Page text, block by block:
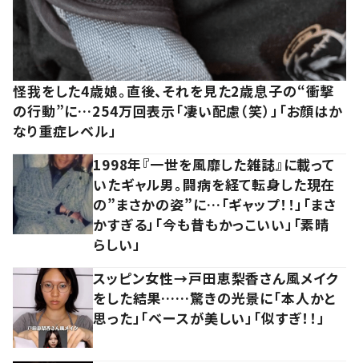
怪我をした4歳娘。直後、それを見た2歳息子の“衝撃
の行動”に…254万回表示「凄い配慮（笑）」「お顔はか
なり重症レベル」
1998年『一世を風靡した雑誌』に載って
いたギャル男。闘病を経て転身した現在
の”まさかの姿”に…「ギャップ！！」「まさ
かすぎる」「今も昔もかっこいい」「素晴
らしい」
スッピン女性→戸田恵梨香さん風メイク
をした結果……驚きの光景に「本人かと
思った」「ベースが美しい」「似すぎ！！」